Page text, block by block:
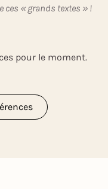
ces « grands textes » !
pour le moment.